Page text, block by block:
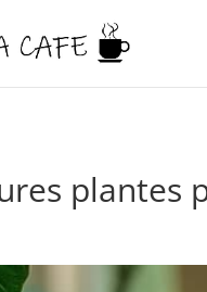
plantes